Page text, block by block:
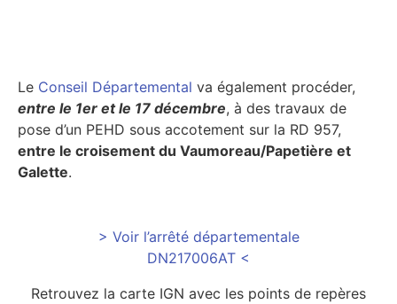
Le Conseil Départemental va également procéder,
entre le 1er et le 17 décembre, à des travaux de
pose d’un PEHD sous accotement sur la RD 957,
entre le croisement du Vaumoreau/Papetière et
Galette.
> Voir l’arrêté départementale
DN217006AT <
Retrouvez la carte IGN avec les points de repères